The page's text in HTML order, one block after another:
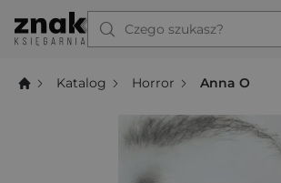
Czego szukasz?
Katalog Horror Anna O